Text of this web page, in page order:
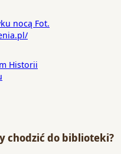
chodzić do biblioteki?